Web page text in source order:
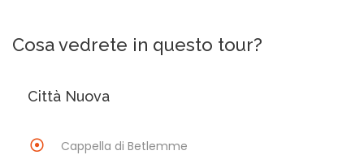
Cosa vedrete in questo tour?
Città Nuova
Cappella di Betlemme